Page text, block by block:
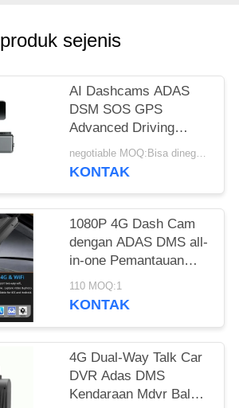
produk sejenis
AI Dashcams ADAS
DSM SOS GPS
Advanced Driving
Assistance Sistem
Keamanan
negotiable MOQ:Bisa dinegosiasikan
KONTAK
1080P 4G Dash Cam
dengan ADAS DMS all-
in-one Pemantauan
Parkir untuk
Manajemen armada
110 MOQ:1
KONTAK
4G Dual-Way Talk Car
DVR Adas DMS
Kendaraan Mdvr Balck